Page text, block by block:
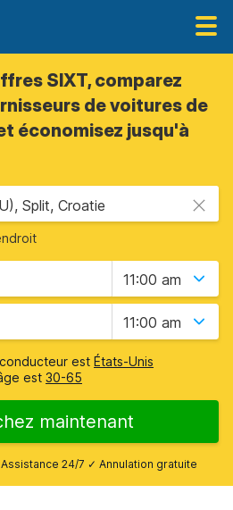
SIXT, comparez
de voitures de
économisez jusqu'à
Split, Croatie
11:00 am
11:00 am
est États-Unis
est 30-65
maintenant
24/7 ✓ Annulation gratuite